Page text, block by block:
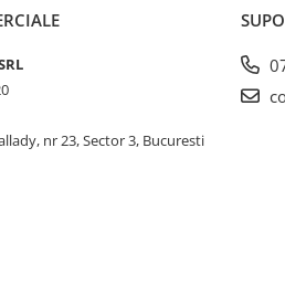
nr 23, Sector 3, Bucuresti